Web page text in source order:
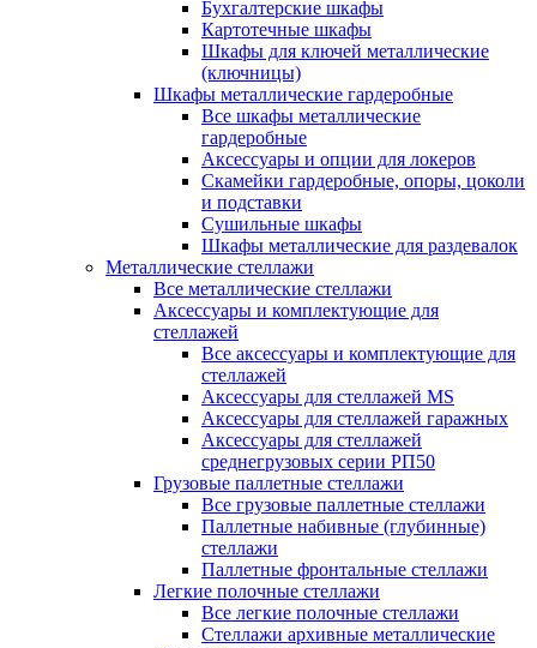
Бухгалтерские шкафы
Картотечные шкафы
Шкафы для ключей металлические
(ключницы)
Шкафы металлические гардеробные
Все шкафы металлические
гардеробные
Аксессуары и опции для локеров
Скамейки гардеробные, опоры, цоколи
и подставки
Сушильные шкафы
Шкафы металлические для раздевалок
Металлические стеллажи
Все металлические стеллажи
Аксессуары и комплектующие для
стеллажей
Все аксессуары и комплектующие для
стеллажей
Аксессуары для стеллажей MS
Аксессуары для стеллажей гаражных
Аксессуары для стеллажей
среднегрузовых серии РП50
Грузовые паллетные стеллажи
Все грузовые паллетные стеллажи
Паллетные набивные (глубинные)
стеллажи
Паллетные фронтальные стеллажи
Легкие полочные стеллажи
Все легкие полочные стеллажи
Стеллажи архивные металлические